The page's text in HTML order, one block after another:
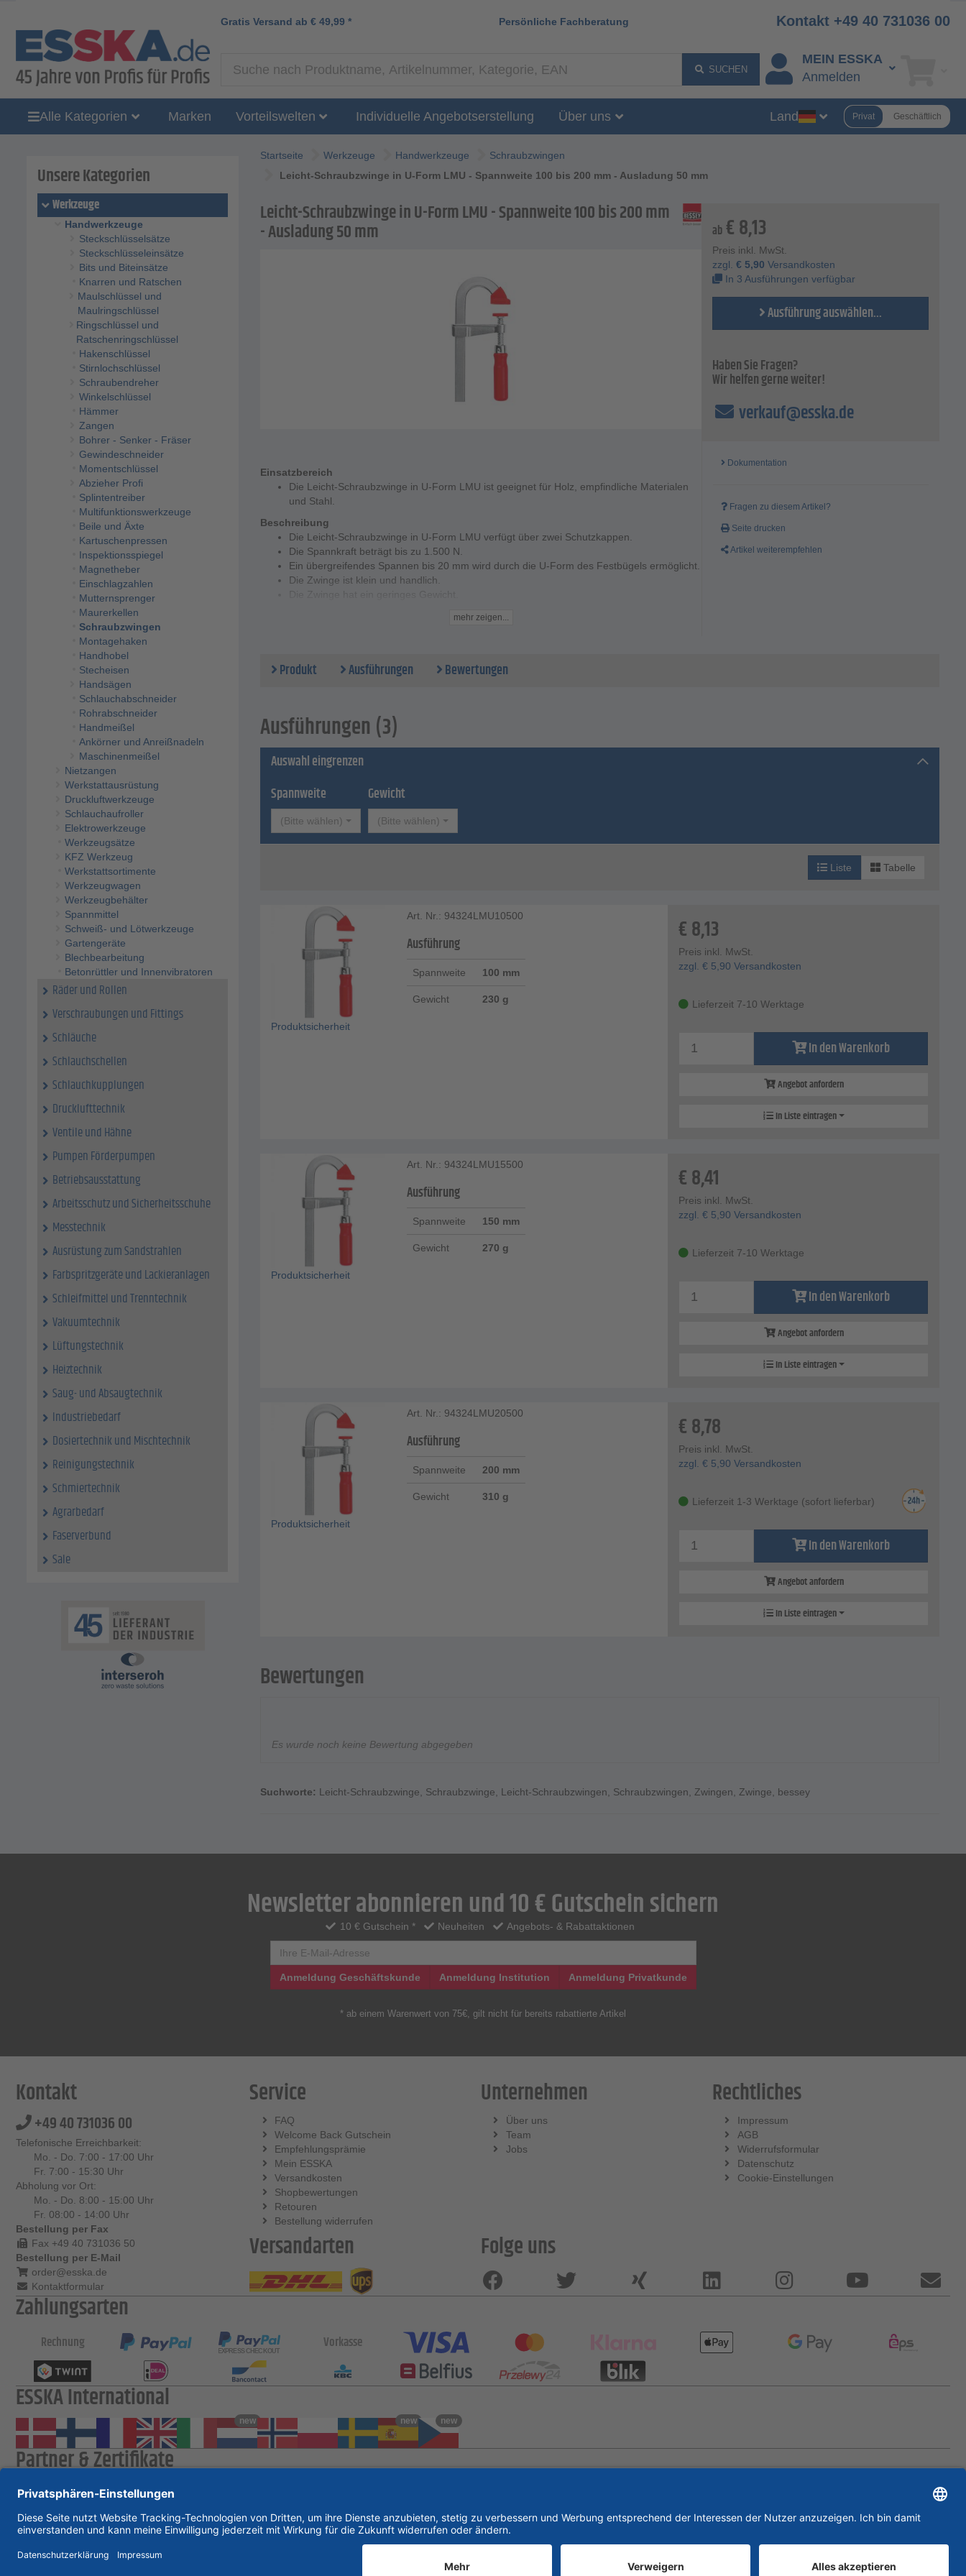
Gratis Versand ab € 49,99 * Persönliche Fachberatung Kontakt +49 40 731036 00
SUCHEN
MEIN ESSKA
Anmelden
Alle Kategorien Marken Vorteilswelten Individuelle Angebotserstellung Über uns Land Privat Geschäftlich
Unsere Kategorien
Werkzeuge
Handwerkzeuge
Steckschlüsselsätze
Steckschlüsseleinsätze
Bits und Biteinsätze
Knarren und Ratschen
Maulschlüssel und
Maulringschlüssel
Ringschlüssel und
Ratschenringschlüssel
Hakenschlüssel
Stirnlochschlüssel
Schraubendreher
Winkelschlüssel
Hämmer
Zangen
Bohrer - Senker - Fräser
Gewindeschneider
Momentschlüssel
Abzieher Profi
Splintentreiber
Multifunktionswerkzeuge
Beile und Äxte
Kartuschenpressen
Inspektionsspiegel
Magnetheber
Einschlagzahlen
Mutternsprenger
Maurerkellen
Schraubzwingen
Montagehaken
Handhobel
Stecheisen
Handsägen
Schlauchabschneider
Rohrabschneider
Handmeißel
Ankörner und Anreißnadeln
Maschinenmeißel
Nietzangen
Werkstattausrüstung
Druckluftwerkzeuge
Schlauchaufroller
Elektrowerkzeuge
Werkzeugsätze
KFZ Werkzeug
Werkstattsortimente
Werkzeugwagen
Werkzeugbehälter
Spannmittel
Schweiß- und Lötwerkzeuge
Gartengeräte
Blechbearbeitung
Betonrüttler und Innenvibratoren
Räder und Rollen
Verschraubungen und Fittings
Schläuche
Schlauchschellen
Schlauchkupplungen
Drucklufttechnik
Ventile und Hähne
Pumpen Förderpumpen
Betriebsausstattung
Arbeitsschutz und Sicherheitsschuhe
Messtechnik
Ausrüstung zum Sandstrahlen
Farbspritzgeräte und Lackieranlagen
Schleifmittel und Trenntechnik
Vakuumtechnik
Lüftungstechnik
Heiztechnik
Saug- und Absaugtechnik
Industriebedarf
Dosiertechnik und Mischtechnik
Reinigungstechnik
Schmiertechnik
Agrarbedarf
Faserverbund
Sale
Startseite Werkzeuge Handwerkzeuge
Schraubzwingen
Leicht-Schraubzwinge in U-Form LMU - Spannweite 100 bis 200 mm - Ausladung 50 mm
Leicht-Schraubzwinge in U-Form LMU - Spannweite 100 bis 200 mm
- Ausladung 50 mm
Einsatzbereich
Die Leicht-Schraubzwinge in U-Form LMU ist geeignet für Holz, empfindliche Materialen
und Stahl.
Beschreibung
Die Leicht-Schraubzwinge in U-Form LMU verfügt über zwei Schutzkappen.
Die Spannkraft beträgt bis zu 1.500 N.
Ein übergreifendes Spannen bis 20 mm wird durch die U-Form des Festbügels ermöglicht.
Die Zwinge ist klein und handlich.
Gewicht - 230 bis 310 g
mehr zeigen...
ab €8,13
Preis inkl. MwSt.
zzgl.€ 5,90 Versandkosten
In 3 Ausführungen verfügbar
Ausführung auswählen...
Haben Sie Fragen?
Wir helfen gerne weiter!
verkauf@esska.de
Dokumentation
Fragen zu diesem Artikel?
Seite drucken
Artikel weiterempfehlen
Produkt Ausführungen Bewertungen
Ausführungen (3)
Auswahl eingrenzen
Spannweite
(Bitte wählen)
Gewicht
(Bitte wählen)
Liste Tabelle
Art. Nr.: 94324LMU10500
Ausführung
Spannweite 100 mm
Gewicht 230 g
Produktsicherheit
€8,13
Preis inkl. MwSt.
zzgl. € 5,90 Versandkosten
Lieferzeit 7-10 Werktage
In den Warenkorb
Angebot anfordern
In Liste eintragen
Art. Nr.: 94324LMU15500
Ausführung
Spannweite 150 mm
Gewicht 270 g
Produktsicherheit
€8,41
Preis inkl. MwSt.
zzgl. € 5,90 Versandkosten
Lieferzeit 7-10 Werktage
In den Warenkorb
Angebot anfordern
In Liste eintragen
Art. Nr.: 94324LMU20500
Ausführung
Spannweite 200 mm
Gewicht 310 g
Produktsicherheit
€8,78
Preis inkl. MwSt.
zzgl. € 5,90 Versandkosten
Lieferzeit 1-3 Werktage (sofort lieferbar)
In den Warenkorb
Angebot anfordern
In Liste eintragen
Bewertungen
Es wurde noch keine Bewertung abgegeben
Suchworte: Leicht-Schraubzwinge Schraubzwinge Leicht-Schraubzwingen Schraubzwingen Zwingen Zwinge bessey
Newsletter abonnieren und 10 € Gutschein sichern
10 € Gutschein * Neuheiten Angebots- & Rabattaktionen
Anmeldung Geschäftskunde Anmeldung Institution Anmeldung Privatkunde
* ab einem Warenwert von 75€, gilt nicht für bereits rabattierte Artikel
Kontakt
+49 40 731036 00
Telefonische Erreichbarkeit:
Mo. - Do. 7:00 - 17:00 Uhr
Fr. 7:00 - 15:30 Uhr
Abholung vor Ort:
Mo. - Do. 8:00 - 15:00 Uhr
Fr. 08:00 - 14:00 Uhr
Bestellung per Fax
Fax +49 40 731036 50
Bestellung per E-Mail
order@esska.de
Kontaktformular
Service
FAQ
Welcome Back Gutschein
Empfehlungsprämie
Mein ESSKA
Versandkosten
Shopbewertungen
Retouren
Bestellung widerrufen
Unternehmen
Über uns
Team
Jobs
Rechtliches
Impressum
AGB
Widerrufsformular
Datenschutz
Cookie-Einstellungen
Versandarten
Folge uns
Zahlungsarten
Rechnung Vorkasse
ESSKA International
new new new
Partner & Zertifikate